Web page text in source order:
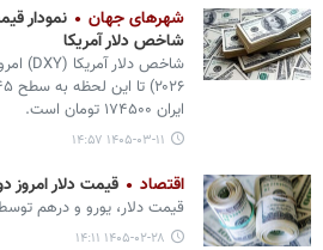
شهرهای جهان
شاخص دلار آمریکا
ایران ۱۷۴۵۰۰ تومان است.
۱۴۰۵-۰۳-۱۱ ۱۴:۵۷
اقتصاد قیمت دلار امروز دوشنبه ۲۸
قیمت دلار، یورو و درهم
۱۴۰۵-۰۲-۲۸ ۱۴:۱۱